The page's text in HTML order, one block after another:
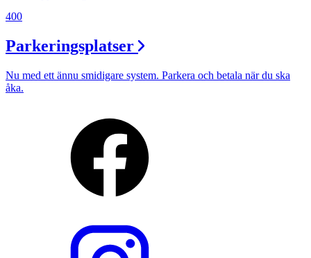
400
Parkeringsplatser
Nu med ett ännu smidigare system. Parkera och betala när du ska
åka.